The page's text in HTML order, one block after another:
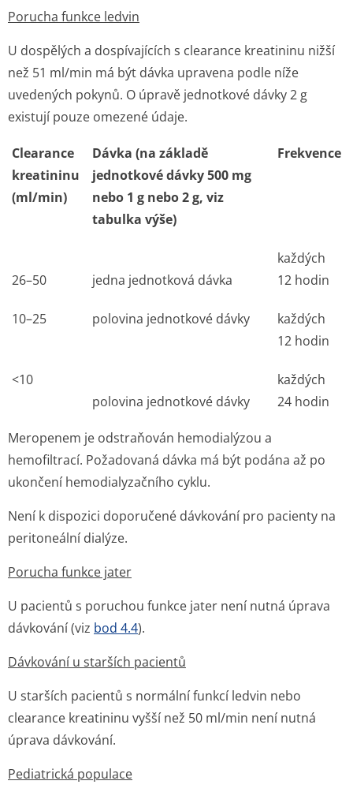
Porucha funkce ledvin
U dospělých a dospívajících s clearance kreatininu nižší
než 51 ml/min má být dávka upravena podle níže
uvedených pokynů. O úpravě jednotkové dávky 2 g
existují pouze omezené údaje.
Clearance
kreatininu
(ml/min)
Dávka (na základě
jednotkové dávky 500 mg
nebo 1 g nebo 2 g, viz
tabulka výše)
Frekvence
26–50 jedna jednotková dávka
každých
12 hodin
10–25 polovina jednotkové dávky
každých
12 hodin
<10
polovina jednotkové dávky
každých
24 hodin
Meropenem je odstraňován hemodialýzou a
hemofiltrací. Požadovaná dávka má být podána až po
ukončení hemodialyzační­ho cyklu.
Není k dispozici doporučené dávkování pro pacienty na
peritoneální dialýze.
Porucha funkce jater
U pacientů s poruchou funkce jater není nutná úprava
dávkování (viz bod 4.4).
Dávkování u starších pacientů
U starších pacientů s normální funkcí ledvin nebo
clearance kreatininu vyšší než 50 ml/min není nutná
úprava dávkování.
Pediatrická populace